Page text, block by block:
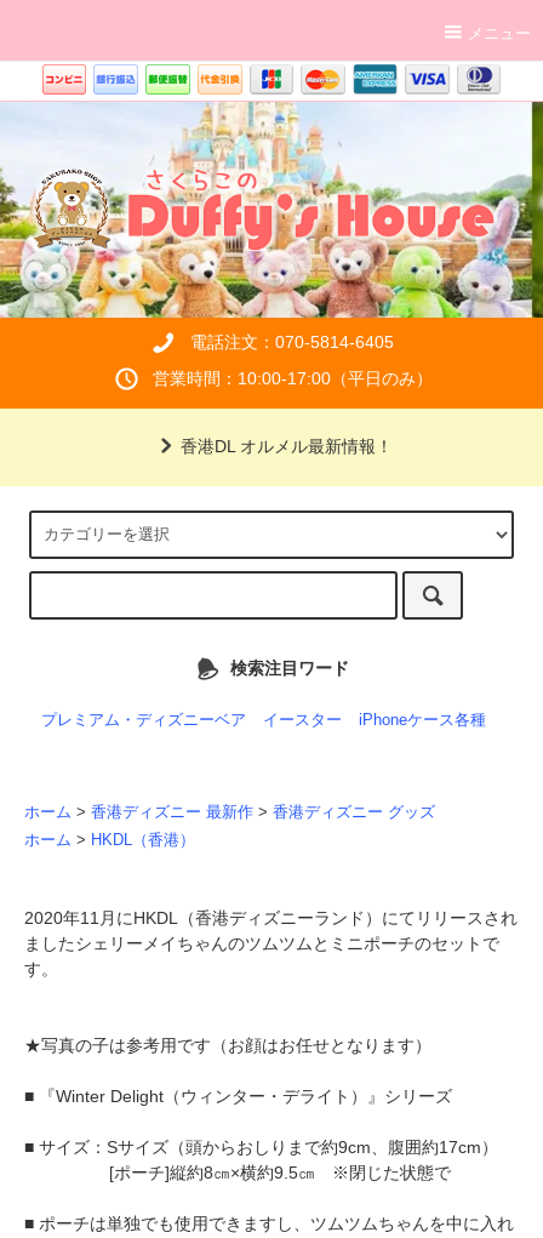
メニュー
電話注文：070-5814-6405
営業時間：10:00-17:00（平日のみ）
香港DL オルメル最新情報！
検索注目ワード
プレミアム・ディズニーベア イースター iPhoneケース各種
ホーム > 香港ディズニー 最新作 > 香港ディズニー グッズ
ホーム > HKDL（香港）
2020年11月にHKDL（香港ディズニーランド）にてリリースされ
ましたシェリーメイちゃんのツムツムとミニポーチのセットで
す。
★写真の子は参考用です（お顔はお任せとなります）
■ 『Winter Delight（ウィンター・デライト）』シリーズ
■ サイズ：Sサイズ（頭からおしりまで約9cm、腹囲約17cm）
[ポーチ]縦約8㎝×横約9.5㎝ ※閉じた状態で
■ ポーチは単独でも使用できますし、ツムツムちゃんを中に入れ